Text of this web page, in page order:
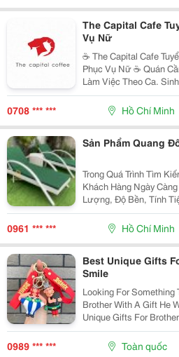
The Capital Cafe
Vụ Nữ
☕️ The Capital Cafe
Phục Vụ Nữ ☕️ Quán Cần Tuyển 02 Bạn Nữ Phục Vụ
Làm Việc Theo Ca.
Sắp Xếp Ca Linh Động. ✨ Yêu Cầu &Bull; Nữ, Tuổi Từ
18 &Ndash; 20 &Bull;
0708 *** *** Hồ Chí Minh
Sản Phẩm Quang
Trong Quá Trình Tìm
Khách Hàng Ngày
Lượng, Độ Bền, Tính
Thay Vì Chỉ Dựa Vào
Người Bán, Nhiều
Thông Tin...
0961 *** *** Hồ Chí Minh
Best Unique Gifts
Smile
Looking For Something
Brother With A Gift He
Unique Gifts For
Personalities And
From Fashionable
0989 *** *** Toàn quốc